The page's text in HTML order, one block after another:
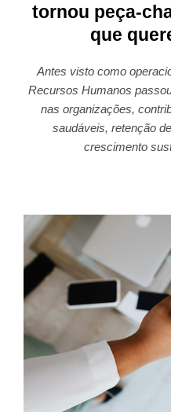
tornou peça-
que
Antes visto como
Recursos Humanos
nas organizações,
saudáveis, retenção
crescimento